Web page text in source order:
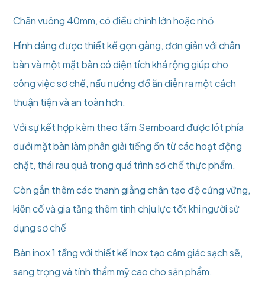
Chân vuông 40mm, có điều chỉnh lớn hoặc nhỏ
Hình dáng được thiết kế gọn gàng, đơn giản với chân
bàn và một mặt bàn có diện tích khá rộng giúp cho
công việc sơ chế, nấu nướng đồ ăn diễn ra một cách
thuận tiện và an toàn hơn.
Với sự kết hợp kèm theo tấm Semboard được lót phía
dưới mặt bàn làm phân giải tiếng ồn từ các hoạt động
chặt, thái rau quả trong quá trình sơ chế thực phẩm.
Còn gắn thêm các thanh giằng chân tạo độ cứng vững,
kiên cố và gia tăng thêm tính chịu lực tốt khi người sử
dụng sơ chế
Bàn inox 1 tầng với thiết kế Inox tạo cảm giác sạch sẽ,
sang trọng và tính thẩm mỹ cao cho sản phẩm.